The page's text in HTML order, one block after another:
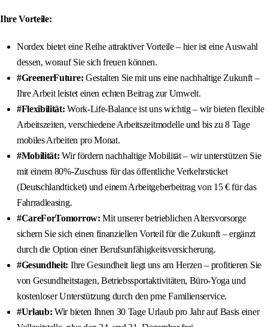
Ihre Vorteile:
Nordex bietet eine Reihe attraktiver Vorteile – hier ist eine Auswahl
dessen, worauf Sie sich freuen können.
#GreenerFuture: Gestalten Sie mit uns eine nachhaltige Zukunft –
Ihre Arbeit leistet einen echten Beitrag zur Umwelt.
#Flexibilität: Work-Life-Balance ist uns wichtig – wir bieten flexible
Arbeitszeiten, verschiedene Arbeitszeitmodelle und bis zu 8 Tage
mobiles Arbeiten pro Monat.
#Mobilität: Wir fördern nachhaltige Mobilität – wir unterstützen Sie
mit einem 80%-Zuschuss für das öffentliche Verkehrsticket
(Deutschlandticket) und einem Arbeitgeberbeitrag von 15 € für das
Fahrradleasing.
#CareForTomorrow: Mit unserer betrieblichen Altersvorsorge
sichern Sie sich einen finanziellen Vorteil für die Zukunft – ergänzt
durch die Option einer Berufsunfähigkeitsversicherung.
#Gesundheit: Ihre Gesundheit liegt uns am Herzen – profitieren Sie
von Gesundheitstagen, Betriebssportaktivitäten, Büro-Yoga und
kostenloser Unterstützung durch den pme Familienservice.
#Urlaub: Wir bieten Ihnen 30 Tage Urlaub pro Jahr auf Basis einer